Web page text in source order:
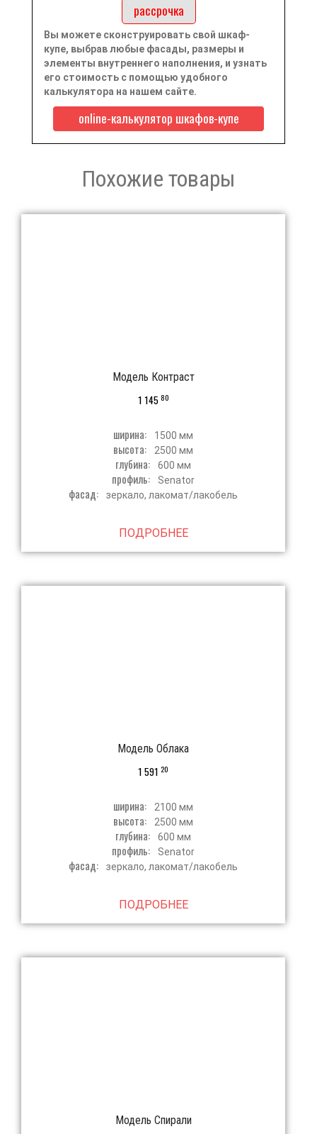
рассрочка
Вы можете сконструировать свой шкаф-
купе, выбрав любые фасады, размеры и
элементы внутреннего наполнения, и узнать
его стоимость с помощью удобного
калькулятора на нашем сайте.
online-калькулятор шкафов-купе
Похожие товары
Модель Контраст
1 145 80
ширина: 1500 мм
высота: 2500 мм
глубина: 600 мм
профиль: Senator
фасад: зеркало, лакомат/лакобель
ПОДРОБНЕЕ
Модель Облака
1 59120
ширина: 2100 мм
высота: 2500 мм
глубина: 600 мм
профиль: Senator
фасад: зеркало, лакомат/лакобель
ПОДРОБНЕЕ
Модель Спирали